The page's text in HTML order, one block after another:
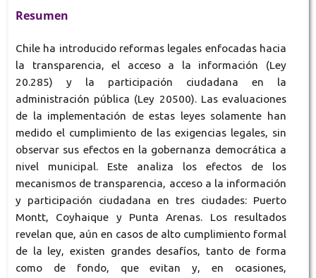
Resumen
Chile ha introducido reformas legales enfocadas hacia
la transparencia, el acceso a la información (Ley
20.285) y la participación ciudadana en la
administración pública (Ley 20500). Las evaluaciones
de la implementación de estas leyes solamente han
medido el cumplimiento de las exigencias legales, sin
observar sus efectos en la gobernanza democrática a
nivel municipal. Este analiza los efectos de los
mecanismos de transparencia, acceso a la información
y participación ciudadana en tres ciudades: Puerto
Montt, Coyhaique y Punta Arenas. Los resultados
revelan que, aún en casos de alto cumplimiento formal
de la ley, existen grandes desafíos, tanto de forma
como de fondo, que evitan y, en ocasiones,